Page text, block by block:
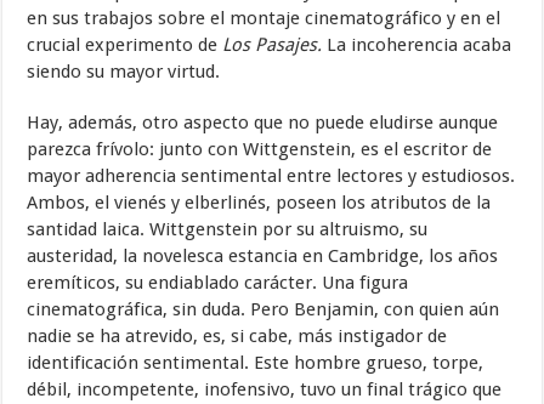
en sus trabajos sobre el montaje cinematográfico y en el
crucial experimento de Los Pasajes. La incoherencia acaba
siendo su mayor virtud.
Hay, además, otro aspecto que no puede eludirse aunque
parezca frívolo: junto con Wittgenstein, es el escritor de
mayor adherencia sentimental entre lectores y estudiosos.
Ambos, el vienés y elberlinés, poseen los atributos de la
santidad laica. Wittgenstein por su altruismo, su
austeridad, la novelesca estancia en Cambridge, los años
eremíticos, su endiablado carácter. Una figura
cinematográfica, sin duda. Pero Benjamin, con quien aún
nadie se ha atrevido, es, si cabe, más instigador de
identificación sentimental. Este hombre grueso, torpe,
débil, incompetente, inofensivo, tuvo un final trágico que